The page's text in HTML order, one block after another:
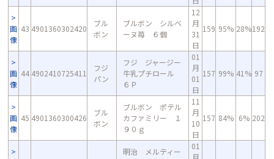
画
像
43 4901360302420
ブル
ボン
ブルボン シルベ
ーヌ苺 ６個
12
月
31
日
159 95% 28%192
画
像
44 4902410725411
フジ
パン
フジ ジャージー
牛乳プチロール
６Ｐ
01
月
01
日
157 99% 41% 97
画
像
45 4901360300426
ブル
ボン
ブルボン ポテル
カファミリー １
９０ｇ
11
月
10
日
157 84% 6% 202
明治 メルティー
01
月